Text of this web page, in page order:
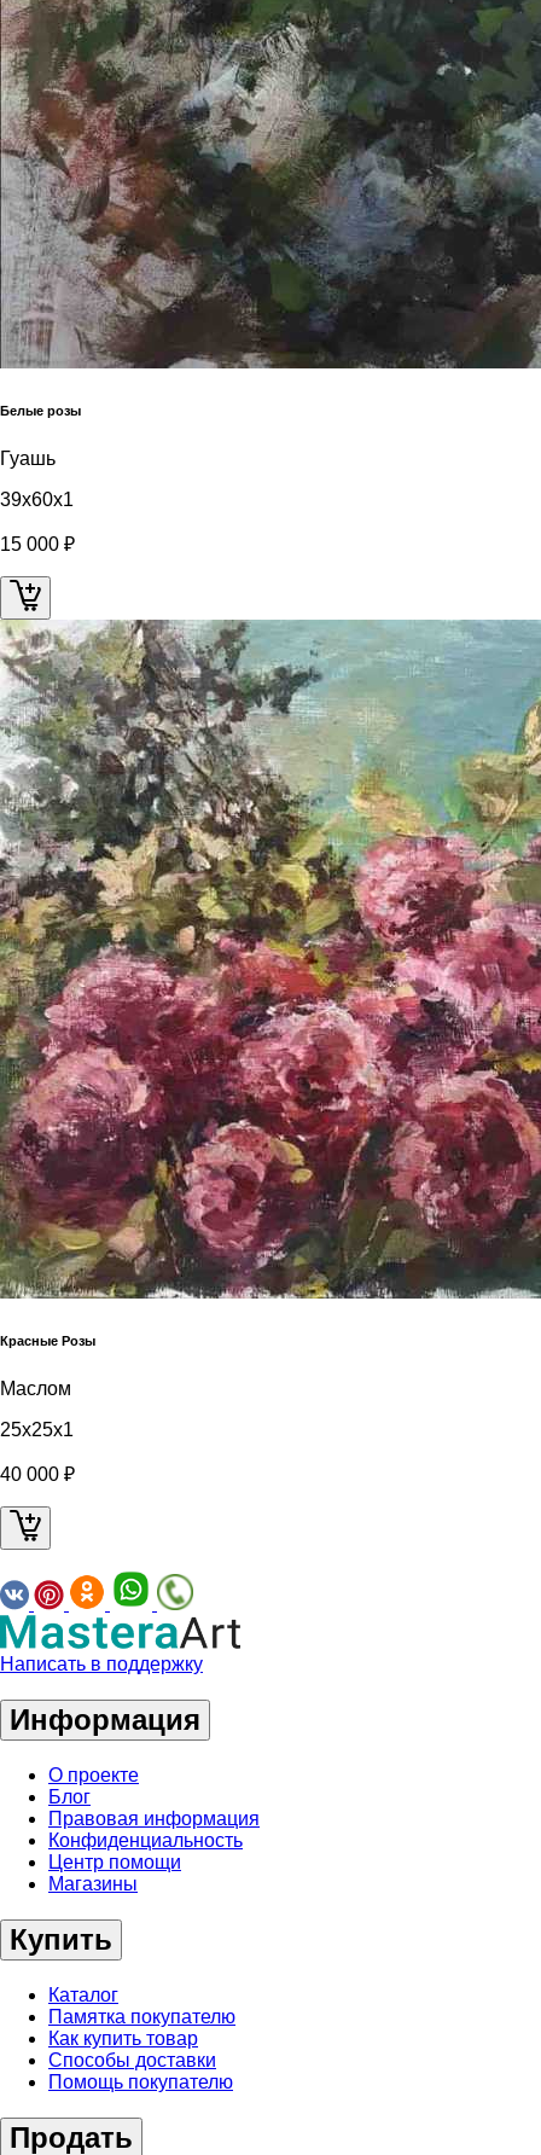
Белые розы
Гуашь
39x60x1
15 000 ₽
Красные Розы
Маслом
25x25x1
40 000 ₽
Написать в поддержку
Информация
О проекте
Блог
Правовая информация
Конфиденциальность
Центр помощи
Магазины
Купить
Каталог
Памятка покупателю
Как купить товар
Способы доставки
Помощь покупателю
Продать